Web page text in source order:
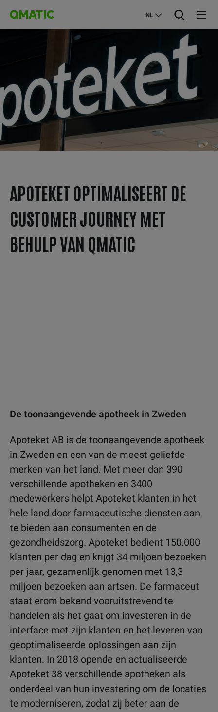
NL
APOTEKET OPTIMALISEERT DE
CUSTOMER JOURNEY MET
BEHULP VAN QMATIC
De toonaangevende apotheek in Zweden
Apoteket AB is de toonaangevende apotheek
in Zweden en een van de meest geliefde
merken van het land. Met meer dan 390
verschillende apotheken en 3400
medewerkers helpt Apoteket klanten in het
hele land door farmaceutische diensten aan
te bieden aan consumenten en de
gezondheidszorg. Apoteket bedient 150.000
klanten per dag en krijgt 34 miljoen bezoeken
per jaar, gezamenlijk genomen met 13,3
miljoen bezoeken aan artsen. De farmaceut
staat erom bekend vooruitstrevend te
handelen als het gaat om investeren in de
interface met zijn klanten en het leveren van
geoptimaliseerde oplossingen aan zijn
klanten. In 2018 opende en actualiseerde
Apoteket 38 verschillende apotheken als
onderdeel van hun investering om de locaties
te moderniseren, zodat zij beter aan de